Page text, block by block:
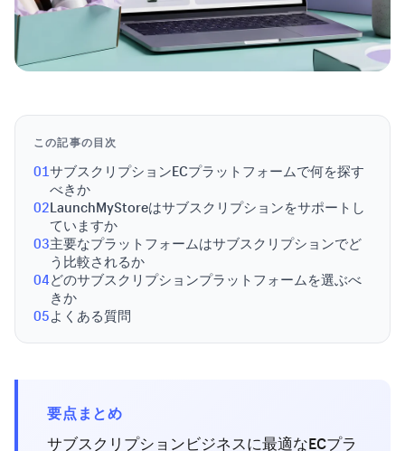
この記事の目次
01サブスクリプションECプラットフォームで何を探す
べきか
02LaunchMyStoreはサブスクリプションをサポートし
ていますか
03主要なプラットフォームはサブスクリプションでど
う比較されるか
04どのサブスクリプションプラットフォームを選ぶべ
きか
05よくある質問
要点まとめ
サブスクリプションビジネスに最適なECプラ